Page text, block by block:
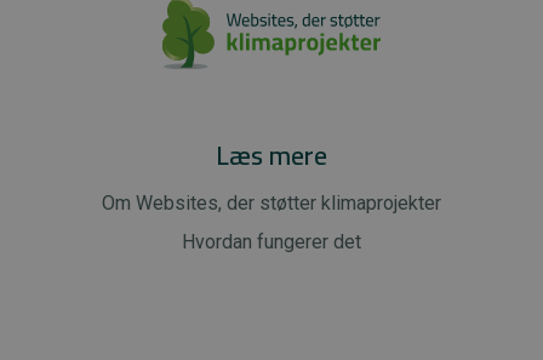
Læs mere
Om Websites, der støtter klimaprojekter
Hvordan fungerer det